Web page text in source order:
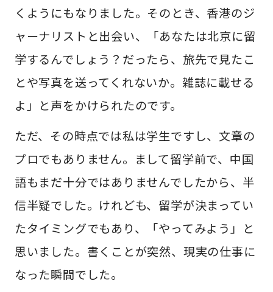
くようにもなりました。そのとき、香港のジ
ャーナリストと出会い、「あなたは北京に留
学するんでしょう？だったら、旅先で見たこ
とや写真を送ってくれないか。雑誌に載せる
よ」と声をかけられたのです。
ただ、その時点では私は学生ですし、文章の
プロでもありません。まして留学前で、中国
語もまだ十分ではありませんでしたから、半
信半疑でした。けれども、留学が決まってい
たタイミングでもあり、「やってみよう」と
思いました。書くことが突然、現実の仕事に
なった瞬間でした。